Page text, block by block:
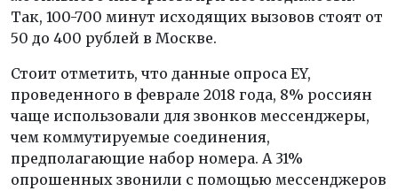
Так, 100-700 минут исходящих вызовов стоят от
50 до 400 рублей в Москве.
Стоит отметить, что данные опроса EY,
проведенного в феврале 2018 года, 8% россиян
чаще использовали для звонков мессенджеры,
чем коммутируемые соединения,
предполагающие набор номера. А 31%
опрошенных звонили с помощью мессенджеров